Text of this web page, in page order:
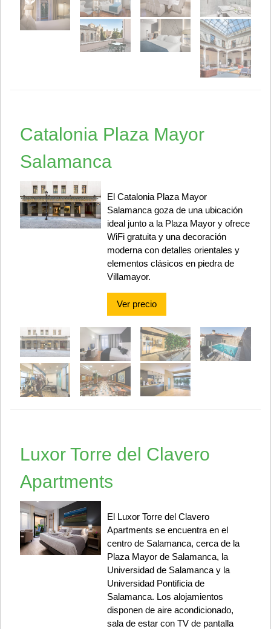
Catalonia Plaza Mayor
Salamanca
El Catalonia Plaza Mayor
Salamanca goza de una ubicación
ideal junto a la Plaza Mayor y ofrece
WiFi gratuita y una decoración
moderna con detalles orientales y
elementos clásicos en piedra de
Villamayor.
Ver precio
Luxor Torre del Clavero
Apartments
El Luxor Torre del Clavero
Apartments se encuentra en el
centro de Salamanca, cerca de la
Plaza Mayor de Salamanca, la
Universidad de Salamanca y la
Universidad Pontificia de
Salamanca. Los alojamientos
disponen de aire acondicionado,
sala de estar con TV de pantalla